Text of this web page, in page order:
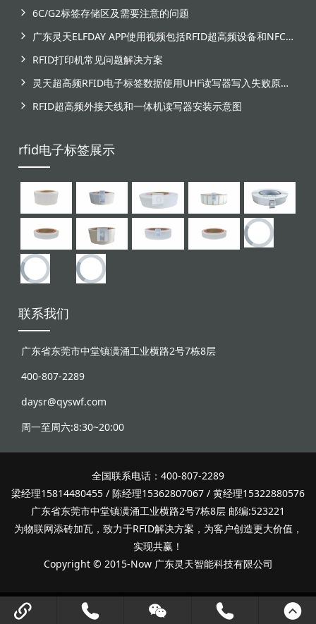
6C/G2标签存储区及需要注意的问题
广东灵天ELFDAY APP使用视频包括RFID超高频设备和NFC芯片标签感应
RFID打印机常见问题解决方案
灵天超高频RFID电子标签数据使用UHF读写器写入失败原因分析
RFID超高频外接天线和一体机读写器安装示意图
rfid电子标签展示
联系我们
广东省东莞市中堂镇潢涌工业横路2号7栋8层
400-807-2289
daysr@qyswf.com
周一至周六:8:30~20:00
全国联系电话：400-807-2289
梁经理15814480455 / 陈经理15362807067 / 黄经理15322880576
广东省东莞市中堂镇潢涌工业横路2号7栋8层 邮编:523221
为物联网添砖加瓦，致力于RFID解决方案，为客户创造更大价值，
实现共赢！
Copyright © 2015-Now 广东灵天智能科技有限公司